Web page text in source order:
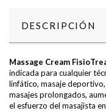
DESCRIPCIÓN
Massage Cream
indicada para cualquier
linfático, masaje
masajes prolongados,
el esfuerzo del masajista